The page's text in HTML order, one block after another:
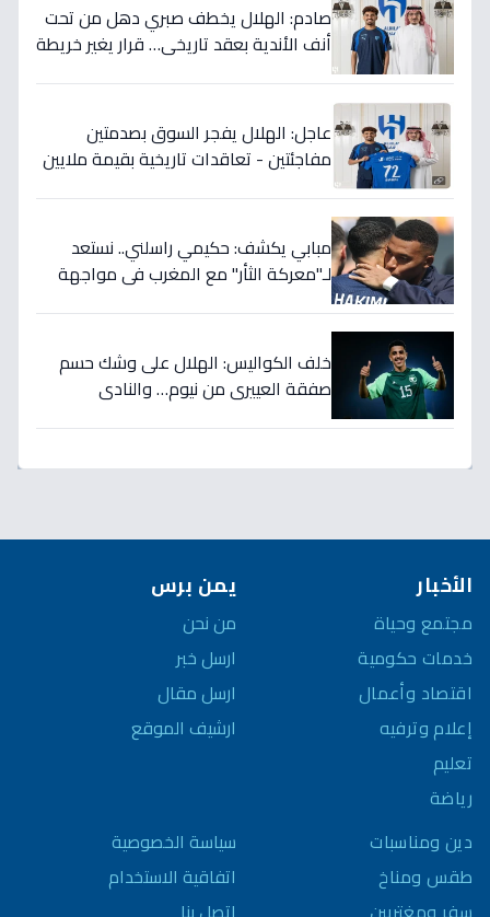
صادم: الهلال يخطف صبري دهل من تحت
أنف الأندية بعقد تاريخي… قرار يغير خريطة
عاجل: الهلال يفجر السوق بصدمتين
مفاجئتين - تعاقدات تاريخية بقيمة ملايين
مبابي يكشف: حكيمي راسلني.. نستعد
لـ"معركة الثأر" مع المغرب في مواجهة
خلف الكواليس: الهلال على وشك حسم
صفقة العييري من نيوم… والنادي
الأخبار
مجتمع وحياة
خدمات حكومية
اقتصاد وأعمال
إعلام وترفيه
تعليم
رياضة
دين ومناسبات
طقس ومناخ
يمن برس
من نحن
ارسل خبر
ارسل مقال
ارشيف الموقع
سياسة الخصوصية
اتفاقية الاستخدام